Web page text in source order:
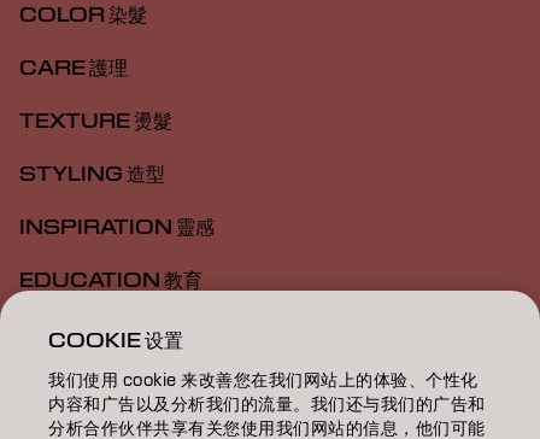
COLOR 染髮
CARE 護理
TEXTURE 燙髮
STYLING 造型
INSPIRATION 靈感
EDUCATION 教育
ABOUT 關於我們
SALON FINDER 搜尋髮廊
COOKIE 设置
我们使用 cookie 来改善您在我们网站上的体验、个性化
内容和广告以及分析我们的流量。我们还与我们的广告和
分析合作伙伴共享有关您使用我们网站的信息，他们可能